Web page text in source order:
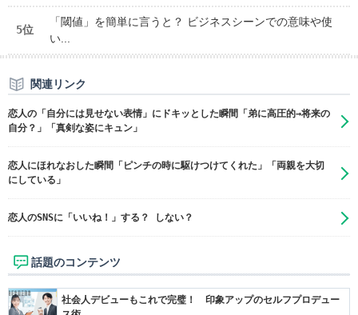
5位
「閾値」を簡単に言うと？ ビジネスシーンでの意味や使
い...
関連リンク
恋人の「自分には見せない表情」にドキッとした瞬間「弟に高圧的→将来の
自分？」「真剣な姿にキュン」
恋人にほれなおした瞬間「ピンチの時に駆けつけてくれた」「両親を大切
にしている」
恋人のSNSに「いいね！」する？ しない？
話題のコンテンツ
社会人デビューもこれで完璧！ 印象アップのセルフプロデュー